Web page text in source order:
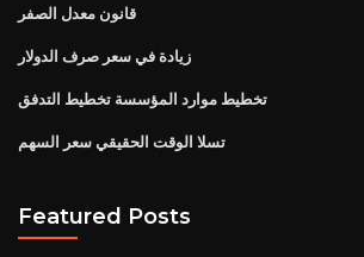
قانون معدل الصفر
زيادة في سعر صرف الدولار
تخطيط موارد المؤسسة تخطيط التدفق
تسلا الوقت الحقيقي سعر السهم
Featured Posts